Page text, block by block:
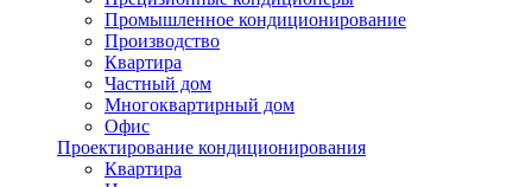
Промышленное кондиционирование
Производство
Квартира
Частный дом
Многоквартирный дом
Офис
Проектирование кондиционирования
Квартира